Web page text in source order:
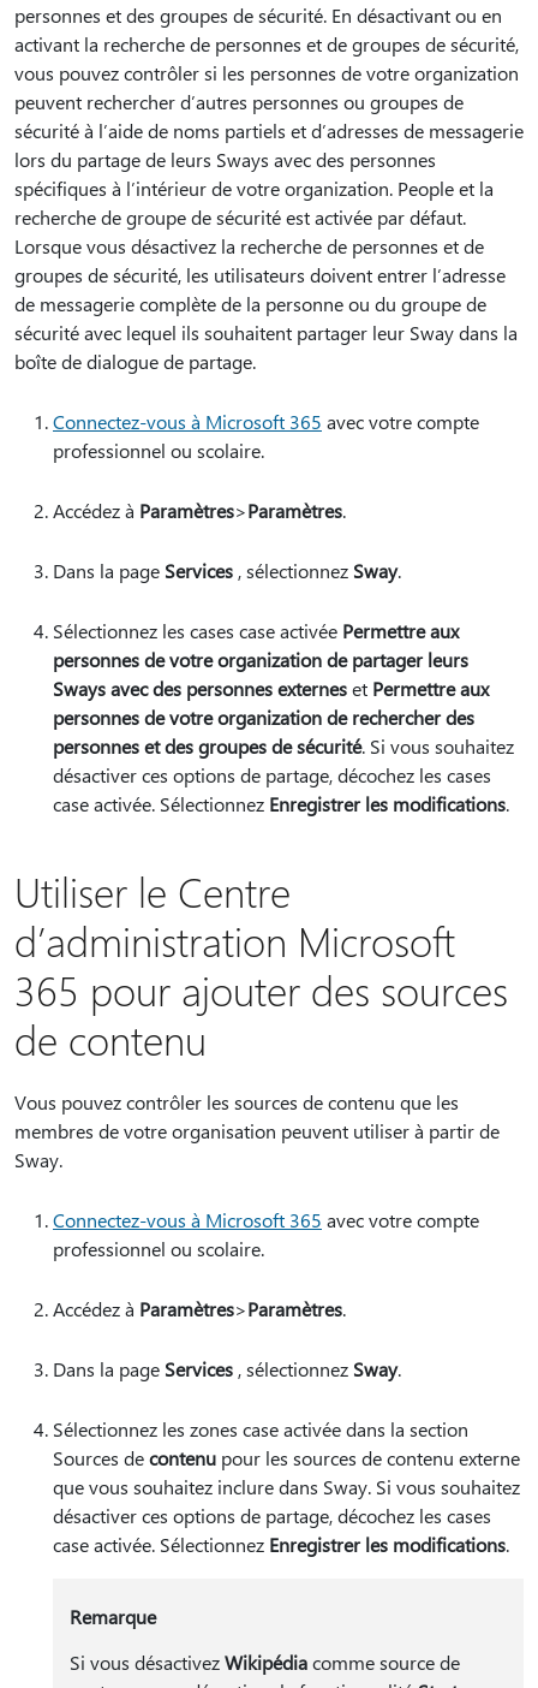
personnes et des groupes de sécurité. En désactivant ou en
activant la recherche de personnes et de groupes de sécurité,
vous pouvez contrôler si les personnes de votre organization
peuvent rechercher d’autres personnes ou groupes de
sécurité à l’aide de noms partiels et d’adresses de messagerie
lors du partage de leurs Sways avec des personnes
spécifiques à l’intérieur de votre organization. People et la
recherche de groupe de sécurité est activée par défaut.
Lorsque vous désactivez la recherche de personnes et de
groupes de sécurité, les utilisateurs doivent entrer l’adresse
de messagerie complète de la personne ou du groupe de
sécurité avec lequel ils souhaitent partager leur Sway dans la
boîte de dialogue de partage.
Connectez-vous à Microsoft 365 avec votre compte
professionnel ou scolaire.
Accédez à Paramètres>Paramètres.
Dans la page Services , sélectionnez Sway.
Sélectionnez les cases case activée Permettre aux
personnes de votre organization de partager leurs
Sways avec des personnes externeset Permettre aux
personnes de votre organization de rechercher des
personnes et des groupes de sécurité. Si vous souhaitez
désactiver ces options de partage, décochez les cases
case activée. Sélectionnez Enregistrer les modifications.
Utiliser le Centre
d’administration Microsoft
365 pour ajouter des sources
de contenu
Vous pouvez contrôler les sources de contenu que les
membres de votre organisation peuvent utiliser à partir de
Sway.
Connectez-vous à Microsoft 365 avec votre compte
professionnel ou scolaire.
Accédez à Paramètres>Paramètres.
Dans la page Services , sélectionnez Sway.
Sélectionnez les zones case activée dans la section
Sources decontenu pour les sources de contenu externe
que vous souhaitez inclure dans Sway. Si vous souhaitez
désactiver ces options de partage, décochez les cases
case activée. Sélectionnez Enregistrer les modifications.
Remarque
Si vous désactivezWikipédiacomme source de